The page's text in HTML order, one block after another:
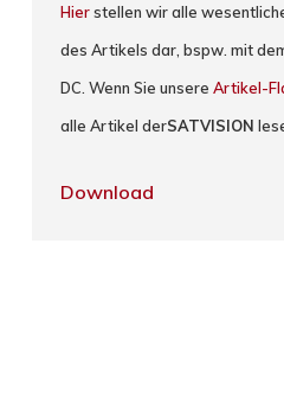
Hierstellen wir alle
des Artikels dar, bspw. mit
DC. Wenn Sie unsereArtikel-
alle Artikel derSATVISION
Download